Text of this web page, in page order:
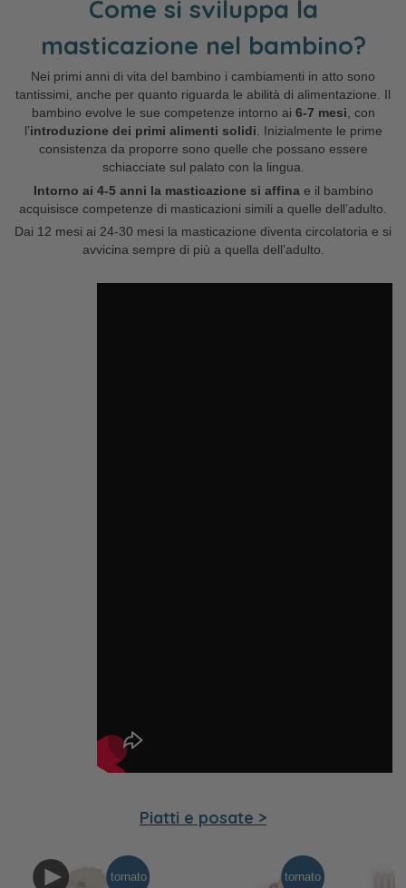
Come si sviluppa la
masticazione nel bambino?
Nei primi anni di vita del bambino i cambiamenti in atto sono
tantissimi, anche per quanto riguarda le abilità di alimentazione. Il
bambino evolve le sue competenze intorno ai 6-7 mesi, con
l’introduzione dei primi alimenti solidi. Inizialmente le prime
consistenza da proporre sono quelle che possano essere
schiacciate sul palato con la lingua.
Intorno ai 4-5 anni la masticazione si affina e il bambino
acquisisce competenze di masticazioni simili a quelle dell’adulto.
Dai 12 mesi ai 24-30 mesi la masticazione diventa circolatoria e si
avvicina sempre di più a quella dell’adulto.
Piatti e posate >
tornato tornato